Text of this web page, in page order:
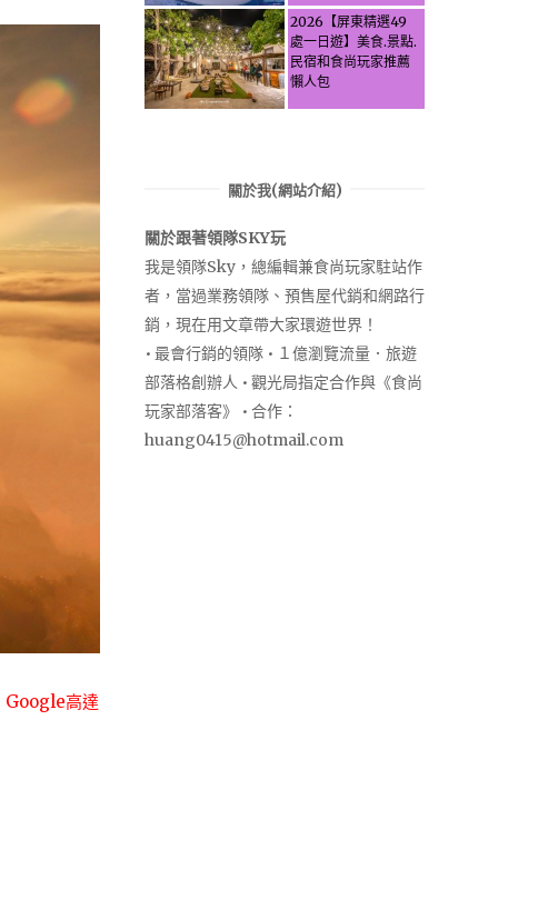
Google高達
Let the guide take
you through it all!
2026【屏東精選49
處一日遊】美食.景點.
民宿和食尚玩家推薦
懶人包
關於我(網站介紹)
關於跟著領隊SKY玩
我是領隊Sky，總編輯兼食尚玩家駐站作
者，當過業務領隊、預售屋代銷和網路行
銷，現在用文章帶大家環遊世界！
• 最會行銷的領隊 • １億瀏覽流量．旅遊
部落格創辦人 • 觀光局指定合作與《食尚
玩家部落客》 • 合作：
huang0415@hotmail.com